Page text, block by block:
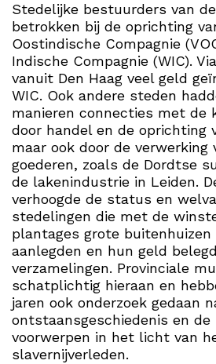
Stedelijke bestuurders van
betrokken bij de oprichting
Oostindische Compagnie
Indische Compagnie (WIC).
vanuit Den Haag veel geld
WIC. Ook andere steden
manieren connecties met de
door handel en de oprichting
maar ook door de verwerking
goederen, zoals de Dordtse
de lakenindustrie in Leiden.
verhoogde de status en
stedelingen die met de
plantages grote buitenhuizen
aanlegden en hun geld
verzamelingen. Provinciale
schatplichtig hieraan en
jaren ook onderzoek gedaan
ontstaansgeschiedenis en
voorwerpen in het licht van
slavernijverleden.